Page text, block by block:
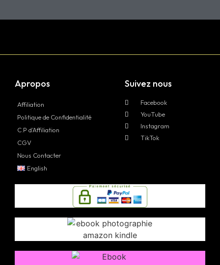
Apropos
Affiliation
Politique de Confidentialité
C.P d’Affiliation
CGV
Nous Contacter
English
Suivez nous
Facebook
YouTube
Instagram
TikTok